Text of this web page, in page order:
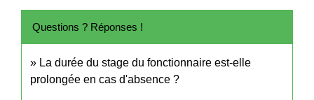
Questions ? Réponses !
La durée du stage du fonctionnaire est-elle
prolongée en cas d'absence ?